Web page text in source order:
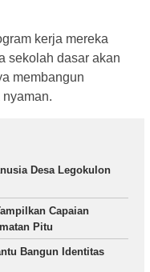
kerja mereka
sekolah dasar akan
membangun
Desa Legokulon
Capaian
Pitu
Bangun Identitas